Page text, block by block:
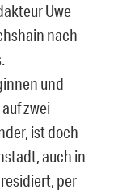
Uwe
nach
und
zwei
ist doch
auch in
per